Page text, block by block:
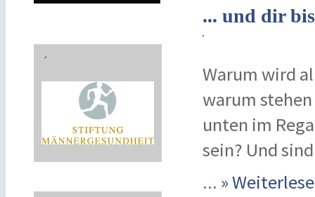
´
... und dir
Warum wird
warum
unten im
sein? Und
... »